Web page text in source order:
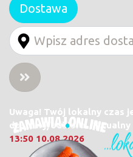
Dostawa
Uwaga! Twój lokalny czas
dostawy/odbioru. Aktualny
13:50 10.08.2026